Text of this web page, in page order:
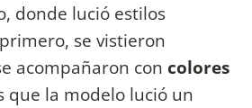
donde lució estilos
se vistieron
acompañaron con colores
que la modelo lució un